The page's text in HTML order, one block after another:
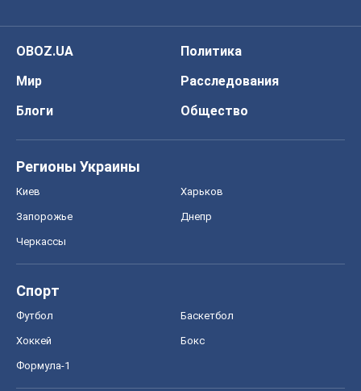
OBOZ.UA
Политика
Мир
Расследования
Блоги
Общество
Регионы Украины
Киев Харьков
Запорожье Днепр
Черкассы
Спорт
Футбол Баскетбол
Хоккей Бокс
Формула-1